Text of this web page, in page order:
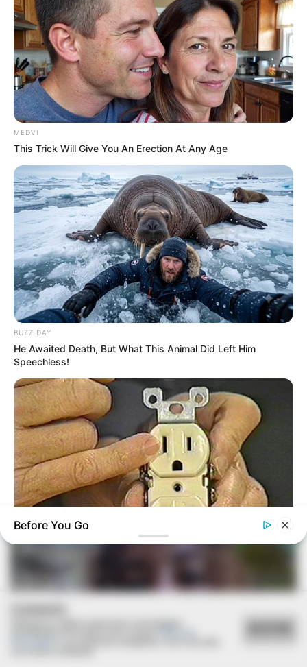
MEDVI
This Trick Will Give You An Erection At Any Age
BUZZ DAY
He Awaited Death, But What This Animal Did Left Him
Speechless!
BUZZ DAY
Before You Go